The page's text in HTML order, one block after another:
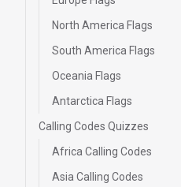
North America Flags
South America Flags
Oceania Flags
Antarctica Flags
Calling Codes Quizzes
Africa Calling Codes
Asia Calling Codes